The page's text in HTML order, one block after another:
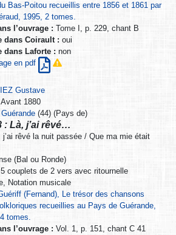
Bas-Poitou recueillis entre 1856 et 1861 par
1995, 2 tomes.
l’ouvrage : Tome I, p. 229, chant B
dans Coirault : oui
dans Laforte : non
en pdf
Gustave
Avant 1880
Guérande (44) (Pays de)
: Là, j’ai rêvé…
j’ai rêvé la nuit passée / Que ma mie était
(Bal ou Ronde)
5 couplets de 2 vers avec ritournelle
Notation musicale
(Fernand), Le trésor des chansons
recueillies au Pays de Guérande,
tomes.
l’ouvrage : Vol. 1, p. 151, chant C 41